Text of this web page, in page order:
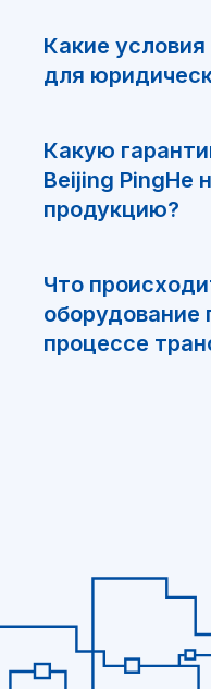
Какие
для
Какую
Beijing PingHe
продукцию?
Что
оборудование
процессе
Отправить
ООО “Интелис”
партнером BJPingHe на
Политика обработки
Pinghe.ru ©